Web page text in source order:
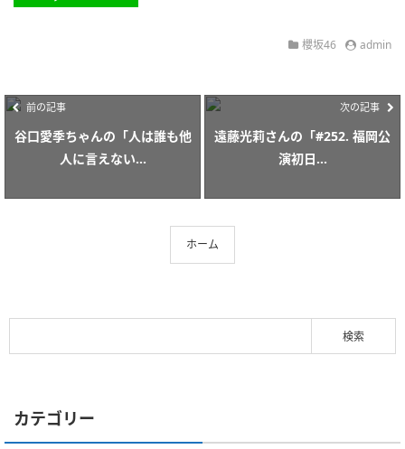
櫻坂46 admin
前の記事
谷口愛季ちゃんの「人は誰も他
人に言えない...
次の記事
遠藤光莉さんの「#252. 福岡公
演初日...
ホーム
カテゴリー